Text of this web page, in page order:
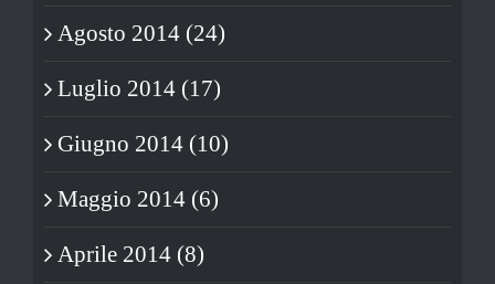
Agosto 2014 (24)
Luglio 2014 (17)
Giugno 2014 (10)
Maggio 2014 (6)
Aprile 2014 (8)